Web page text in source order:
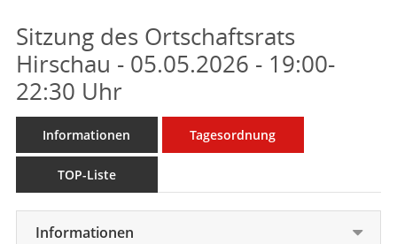
Sitzung des Ortschaftsrats
Hirschau - 05.05.2026 - 19:00-
22:30 Uhr
Informationen Tagesordnung
TOP-Liste
Informationen